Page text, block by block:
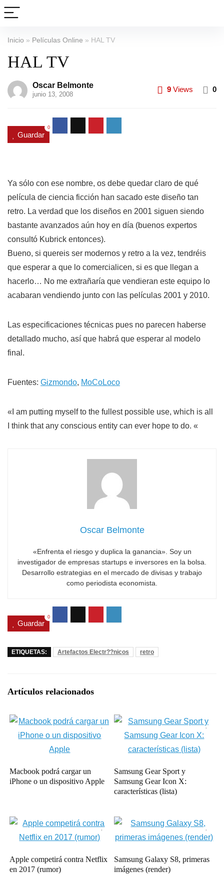
Inicio » Películas Online » HAL TV
HAL TV
Oscar Belmonte
junio 13, 2008
9 Views 0
Guardar
0
Ya sólo con ese nombre, os debe quedar claro de qué
película de ciencia ficción han sacado este diseño tan
retro. La verdad que los diseños en 2001 siguen siendo
bastante avanzados aún hoy en día (buenos expertos
consultó Kubrick entonces).
Bueno, si quereis ser modernos y retro a la vez, tendréis
que esperar a que lo comercialicen, si es que llegan a
hacerlo… No me extrañaría que vendieran este equipo lo
acabaran vendiendo junto con las películas 2001 y 2010.
Las especificaciones técnicas pues no parecen haberse
detallado mucho, así que habrá que esperar al modelo
final.
Fuentes: Gizmondo, MoCoLoco
«I am putting myself to the fullest possible use, which is all
I think that any conscious entity can ever hope to do. «
Oscar Belmonte
«Enfrenta el riesgo y duplica la ganancia». Soy un
investigador de empresas startups e inversores en la bolsa.
Desarrollo estrategias en el mercado de divisas y trabajo
como periodista economista.
Guardar
0
ETIQUETAS: Artefactos Electr??nicos retro
Artículos relacionados
Macbook podrá cargar un
iPhone o un dispositivo Apple
Samsung Gear Sport y
Samsung Gear Icon X:
características (lista)
Apple competirá contra Netflix
en 2017 (rumor)
Samsung Galaxy S8, primeras
imágenes (render)